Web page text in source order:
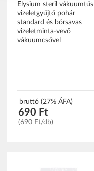
Elysium steril vákuumtűs
vizeletgyűjtő pohár
standard és bórsavas
vizeletminta-vevő
vákuumcsővel
bruttó (27% ÁFA)
690 Ft
(690 Ft/db)